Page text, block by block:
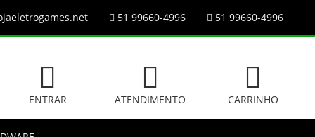
51 99660-4996 51 99660-4996
ENTRAR ATENDIMENTO CARRINHO